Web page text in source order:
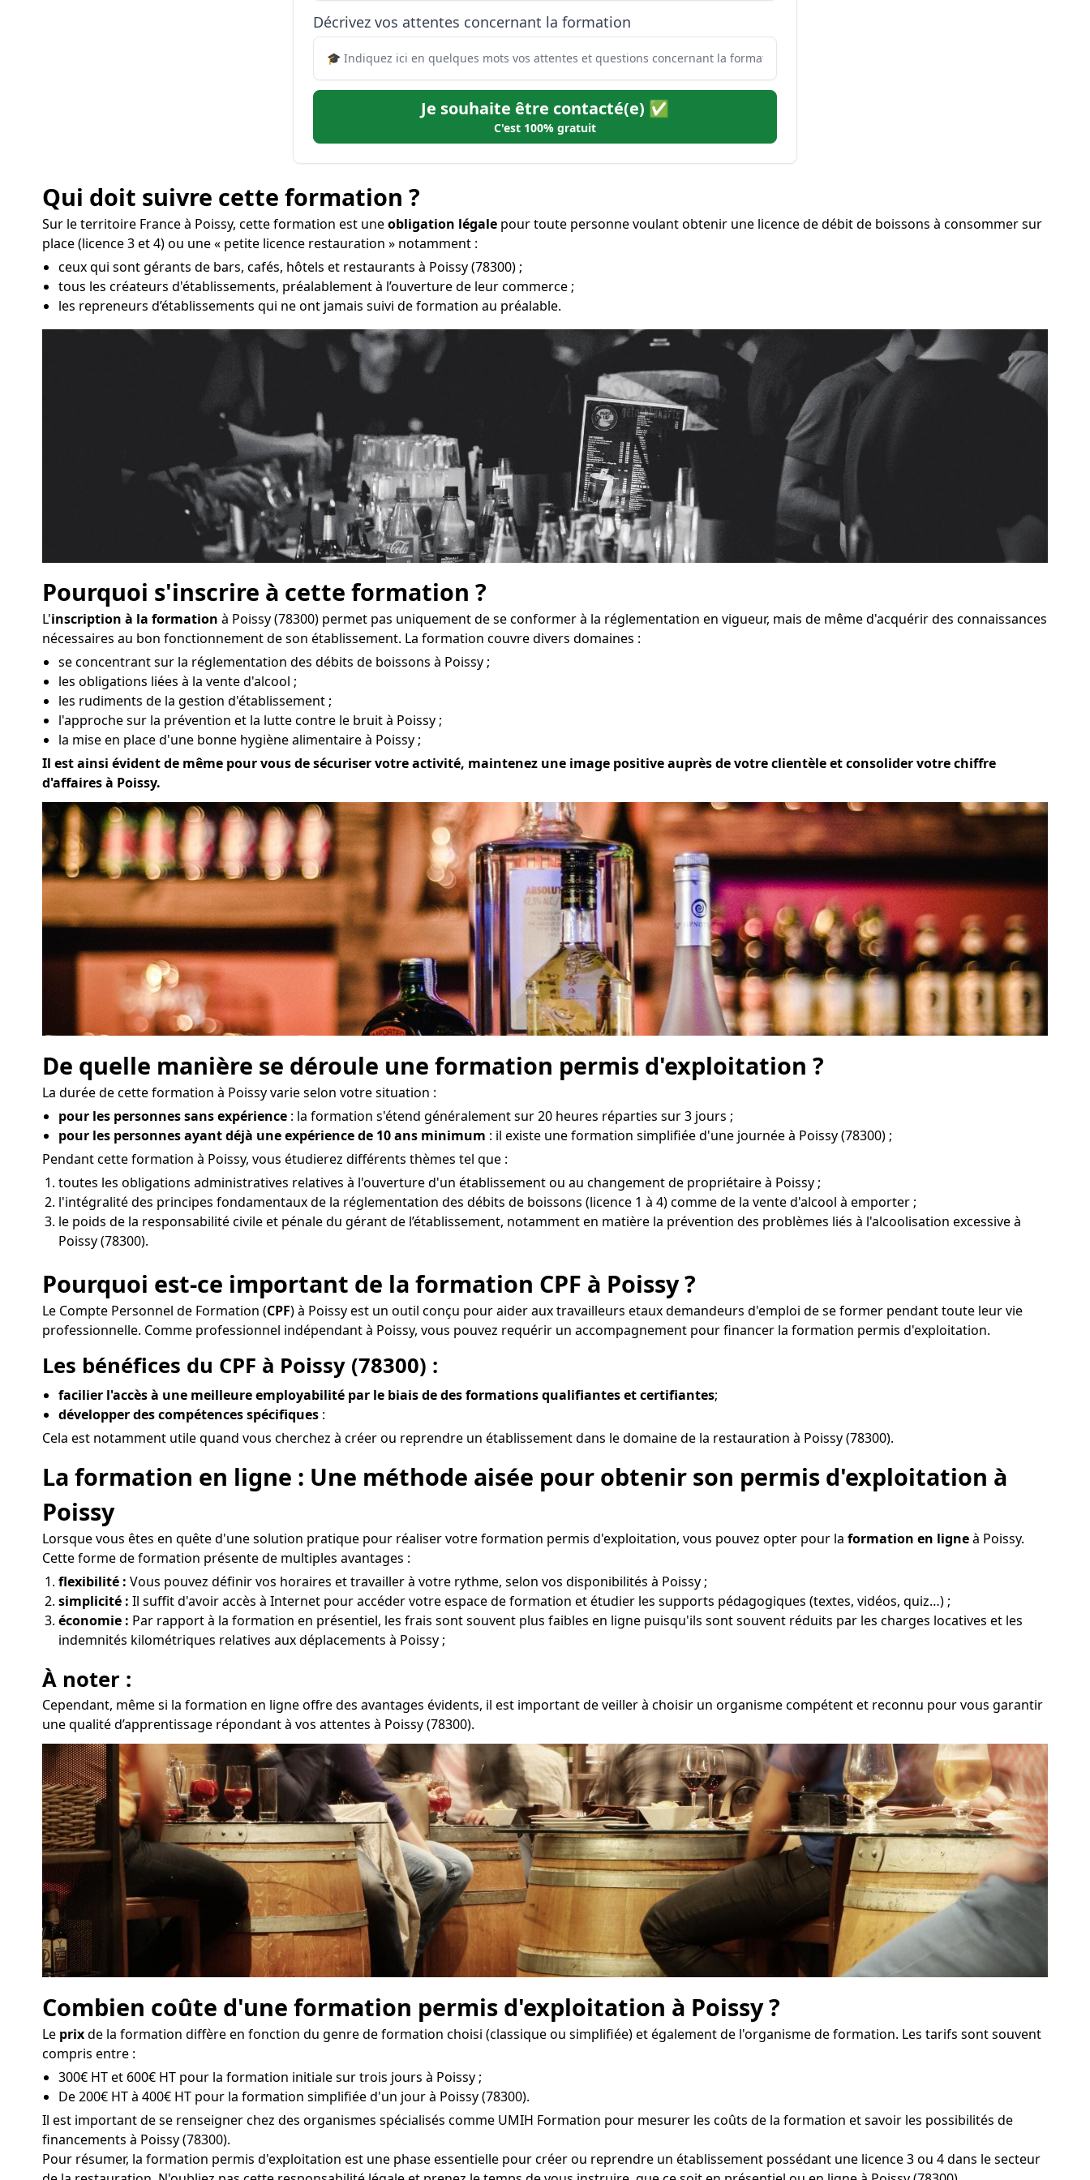
Décrivez vos attentes concernant la formation
Je souhaite être contacté(e) ✅
C'est 100% gratuit
Qui doit suivre cette formation ?
Sur le territoire France à Poissy, cette formation est uneobligation légale pour toute personne voulant obtenir une licence de débit de boissons à consommer sur
place (licence 3 et 4) ou une « petite licence restauration » notamment :
ceux qui sont gérants de bars, cafés, hôtels et restaurants à Poissy (78300) ;
tous les créateurs d'établissements, préalablement à l’ouverture de leur commerce ;
les repreneurs d’établissements qui ne ont jamais suivi de formation au préalable.
Pourquoi s'inscrire à cette formation ?
L'inscription à la formation à Poissy (78300) permet pas uniquement de se conformer à la réglementation en vigueur, mais de même d'acquérir des connaissances
nécessaires au bon fonctionnement de son établissement. La formation couvre divers domaines :
se concentrant sur la réglementation des débits de boissons à Poissy ;
les obligations liées à la vente d'alcool ;
les rudiments de la gestion d'établissement ;
l'approche sur la prévention et la lutte contre le bruit à Poissy ;
la mise en place d'une bonne hygiène alimentaire à Poissy ;
Il est ainsi évident de même pour vous de sécuriser votre activité, maintenez une image positive auprès de votre clientèle et consolider votre chiffre
d'affaires à Poissy.
De quelle manière se déroule une formation permis d'exploitation ?
La durée de cette formation à Poissy varie selon votre situation :
pour les personnes sans expérience : la formation s'étend généralement sur 20 heures réparties sur 3 jours ;
pour les personnes ayant déjà une expérience de 10 ans minimum : il existe une formation simplifiée d'une journée à Poissy (78300) ;
Pendant cette formation à Poissy, vous étudierez différents thèmes tel que :
toutes les obligations administratives relatives à l'ouverture d'un établissement ou au changement de propriétaire à Poissy ;
l'intégralité des principes fondamentaux de la réglementation des débits de boissons (licence 1 à 4) comme de la vente d'alcool à emporter ;
le poids de la responsabilité civile et pénale du gérant de l’établissement, notamment en matière la prévention des problèmes liés à l'alcoolisation excessive à
Poissy (78300).
Pourquoi est-ce important de la formation CPF à Poissy ?
Le Compte Personnel de Formation (CPF) à Poissy est un outil conçu pour aider aux travailleurs etaux demandeurs d'emploi de se former pendant toute leur vie
professionnelle. Comme professionnel indépendant à Poissy, vous pouvez requérir un accompagnement pour financer la formation permis d'exploitation.
Les bénéfices du CPF à Poissy (78300) :
facilier l'accès à une meilleure employabilité par le biais de des formations qualifiantes et certifiantes;
développer des compétences spécifiques :
Cela est notamment utile quand vous cherchez à créer ou reprendre un établissement dans le domaine de la restauration à Poissy (78300).
La formation en ligne : Une méthode aisée pour obtenir son permis d'exploitation à
Poissy
Lorsque vous êtes en quête d'une solution pratique pour réaliser votre formation permis d'exploitation, vous pouvez opter pour la formation en ligneà Poissy.
Cette forme de formation présente de multiples avantages :
flexibilité : Vous pouvez définir vos horaires et travailler à votre rythme, selon vos disponibilités à Poissy ;
simplicité : Il suffit d'avoir accès à Internet pour accéder votre espace de formation et étudier les supports pédagogiques (textes, vidéos, quiz…) ;
économie : Par rapport à la formation en présentiel, les frais sont souvent plus faibles en ligne puisqu'ils sont souvent réduits par les charges locatives et les
indemnités kilométriques relatives aux déplacements à Poissy ;
À noter :
Cependant, même si la formation en ligne offre des avantages évidents, il est important de veiller à choisir un organisme compétent et reconnu pour vous garantir
une qualité d’apprentissage répondant à vos attentes à Poissy (78300).
Combien coûte d'une formation permis d'exploitation à Poissy ?
Le prixde la formation diffère en fonction du genre de formation choisi (classique ou simplifiée) et également de l'organisme de formation. Les tarifs sont souvent
compris entre :
300€ HT et 600€ HT pour la formation initiale sur trois jours à Poissy ;
De 200€ HT à 400€ HT pour la formation simplifiée d'un jour à Poissy (78300).
Il est important de se renseigner chez des organismes spécialisés comme UMIH Formation pour mesurer les coûts de la formation et savoir les possibilités de
financements à Poissy (78300).
Pour résumer, la formation permis d'exploitation est une phase essentielle pour créer ou reprendre un établissement possédant une licence 3 ou 4 dans le secteur